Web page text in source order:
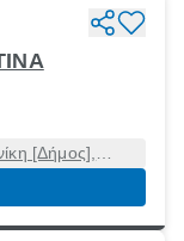
[Δήμος],